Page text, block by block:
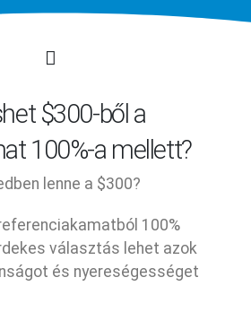
$300-ből a
100%-a mellett?
lenne a $300?
100%
választás lehet azok
és nyereségességet